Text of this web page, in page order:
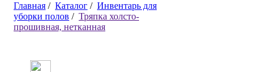
Главная / Каталог / Инвентарь для
уборки полов / Тряпка холсто-
прошивная, нетканная